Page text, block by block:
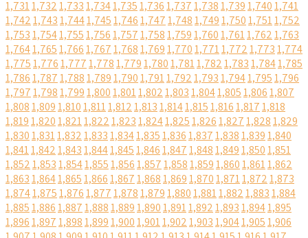
1,7311,7321,7331,7341,7351,7361,7371,7381,7391,7401,741
1,7421,7431,7441,7451,7461,7471,7481,7491,7501,7511,752
1,7531,7541,7551,7561,7571,7581,7591,7601,7611,7621,763
1,7641,7651,7661,7671,7681,7691,7701,7711,7721,7731,774
1,7751,7761,7771,7781,7791,7801,7811,7821,7831,7841,785
1,7861,7871,7881,7891,7901,7911,7921,7931,7941,7951,796
1,7971,7981,7991,8001,8011,8021,8031,8041,8051,8061,807
1,8081,8091,8101,8111,8121,8131,8141,8151,8161,8171,818
1,8191,8201,8211,8221,8231,8241,8251,8261,8271,8281,829
1,8301,8311,8321,8331,8341,8351,8361,8371,8381,8391,840
1,8411,8421,8431,8441,8451,8461,8471,8481,8491,8501,851
1,8521,8531,8541,8551,8561,8571,8581,8591,8601,8611,862
1,8631,8641,8651,8661,8671,8681,8691,8701,8711,8721,873
1,8741,8751,8761,8771,8781,8791,8801,8811,8821,8831,884
1,8851,8861,8871,8881,8891,8901,8911,8921,8931,8941,895
1,8961,8971,8981,8991,9001,9011,9021,9031,9041,9051,906